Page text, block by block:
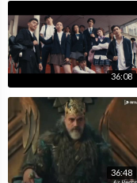
36:08
36:48